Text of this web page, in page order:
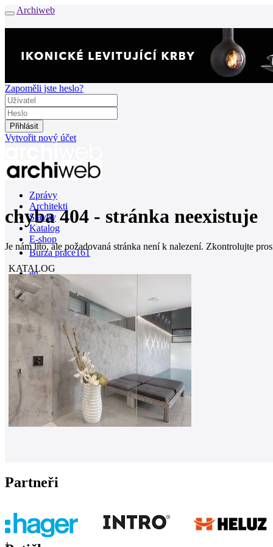
Archiweb
Zapoměli jste heslo?
Vytvořit nový účet
Zprávy
Architekti
Stavby
Katalog
E-shop
Burza práce161
en
chyba 404 - stránka neexistuje
Je nám líto, ale požadovaná stránka není k nalezení. Zkontrolujte
KATALOG
Partneři